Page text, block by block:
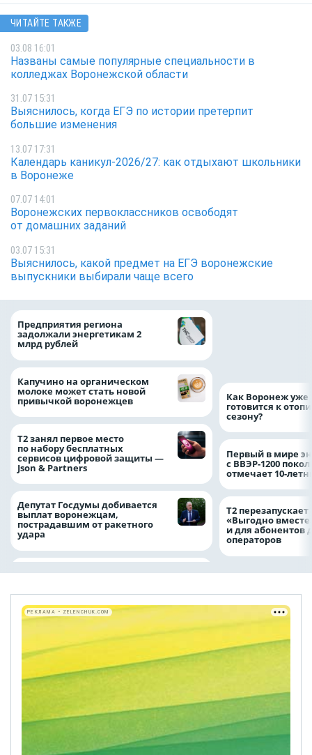
ЧИТАЙТЕ ТАКЖЕ
03.08 16:01
Названы самые популярные специальности в
колледжах Воронежской области
31.07 15:31
Выяснилось, когда ЕГЭ по истории претерпит
большие изменения
13.07 17:31
Календарь каникул-2026/27: как отдыхают школьники
в Воронеже
07.07 14:01
Воронежских первоклассников освободят
от домашних заданий
03.07 15:31
Выяснилось, какой предмет на ЕГЭ воронежские
выпускники выбирали чаще всего
Предприятия региона
задолжали энергетикам 2
млрд рублей
Капучино на органическом
молоке может стать новой
привычкой воронежцев
Т2 занял первое место
по набору бесплатных
сервисов цифровой защиты —
Json & Partners
Депутат Госдумы добивается
выплат воронежцам,
пострадавшим от ракетного
удара
Как Воронеж уже
готовится к
сезону?
Первый в мире
с ВВЭР-1200
отмечает 10-
Т2
«Выгодно
и для абонентов
операторов
РЕКЛАМА • ZELENCHUK.COM